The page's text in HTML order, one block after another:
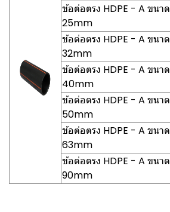
ข้อต่อตรง HDPE - A ขนาด
25mm
ข้อต่อตรง HDPE - A ขนาด
32mm
ข้อต่อตรง HDPE - A ขนาด
40mm
ข้อต่อตรง HDPE - A ขนาด
50mm
ข้อต่อตรง HDPE - A ขนาด
63mm
ข้อต่อตรง HDPE - A ขนาด
90mm